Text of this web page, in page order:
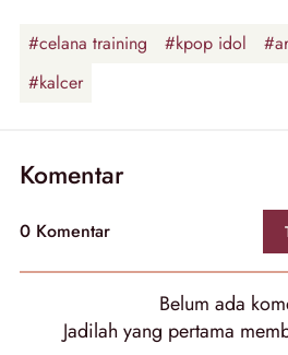
#celana training #kpop idol
#kalcer
Komentar
0 Komentar
Belum ada
Jadilah yang pertama